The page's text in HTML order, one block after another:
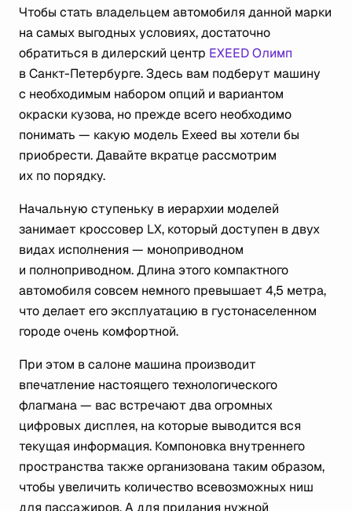
Чтобы стать владельцем автомобиля данной марки
на самых выгодных условиях, достаточно
обратиться в дилерский центр EXEED Олимп
в Санкт-Петербурге. Здесь вам подберут машину
с необходимым набором опций и вариантом
окраски кузова, но прежде всего необходимо
понимать — какую модель Exeed вы хотели бы
приобрести. Давайте вкратце рассмотрим
их по порядку.
Начальную ступеньку в иерархии моделей
занимает кроссовер LX, который доступен в двух
видах исполнения — моноприводном
и полноприводном. Длина этого компактного
автомобиля совсем немного превышает 4,5 метра,
что делает его эксплуатацию в густонаселенном
городе очень комфортной.
При этом в салоне машина производит
впечатление настоящего технологического
флагмана — вас встречают два огромных
цифровых дисплея, на которые выводится вся
текущая информация. Компоновка внутреннего
пространства также организована таким образом,
чтобы увеличить количество всевозможных ниш
для пассажиров. А для придания нужной